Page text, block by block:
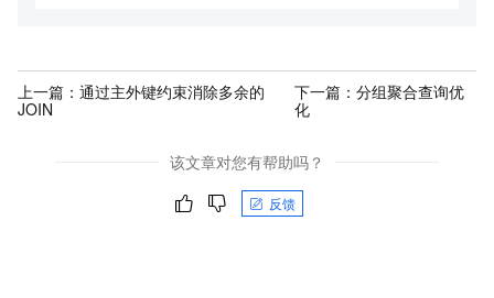
上一篇： 通过主外键约束消除多余的
JOIN
下一篇：分组聚合查询优
化
该文章对您有帮助吗？
反馈